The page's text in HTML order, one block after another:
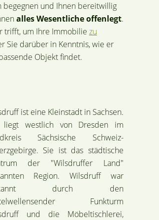
begegnen und Ihnen bereitwillig
alles Wesentliche offenlegt.
trifft, um Ihre Immobilie zu
Sie darüber in Kenntnis, wie er
Objekt findet.
ist eine Kleinstadt in Sachsen.
liegt westlich von Dresden im
Sächsische Schweiz-
Sie ist das städtische
der "Wilsdruffer Land"
Region. Wilsdruff war
durch den
Funkturm
und die Möbeltischlerei,